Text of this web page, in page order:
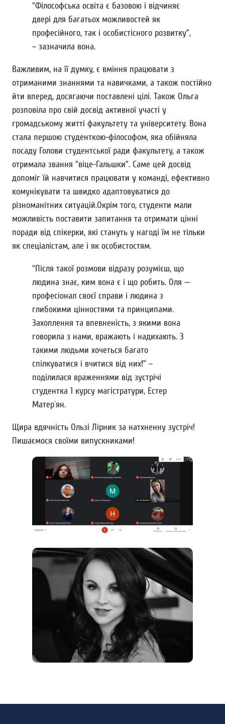
“Філософська освіта є базовою і відчиняє
двері для багатьох можливостей як
професійного, так і особистісного розвитку”,
– зазначила вона.
Важливим, на її думку, є вміння працювати з
отриманими знаннями та навичками, а також постійно
йти вперед, досягаючи поставлені цілі. Також Ольга
розповіла про свій досвід активної участі у
громадському житті факультету та університету. Вона
стала першою студенткою-філософом, яка обійняла
посаду Голови студентської ради факультету, а також
отримала звання “віце-Гальшки”. Саме цей досвід
допоміг їй навчитися працювати у команді, ефективно
комунікувати та швидко адаптовуватися до
різноманітних ситуацій.Окрім того, студенти мали
можливість поставити запитання та отримати цінні
поради від спікерки, які стануть у нагоді їм не тільки
як спеціалістам, але і як особистостям.
“Після такої розмови відразу розумієш, що
людина знає, ким вона є і що робить. Оля —
професіонал своєї справи і людина з
глибокими цінностями та принципами.
Захоплення та впевненість, з якими вона
говорила з нами, вражають і надихають. З
такими людьми хочеться багато
спілкуватися і вчитися від них!” –
поділилася враженнями від зустрічі
студентка 1 курсу магістратури, Естер
Матер`ян.
Щира вдячність Ользі Лірник за натхненну зустріч!
Пишаємося своїми випускниками!